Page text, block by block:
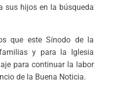
sus hijos en la búsqueda
que este Sínodo de la
y para la Iglesia
para continuar la labor
de la Buena Noticia.